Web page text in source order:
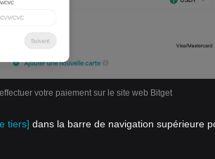
votre paiement sur le site web Bitget
tiers] dans la barre de navigation supérieure